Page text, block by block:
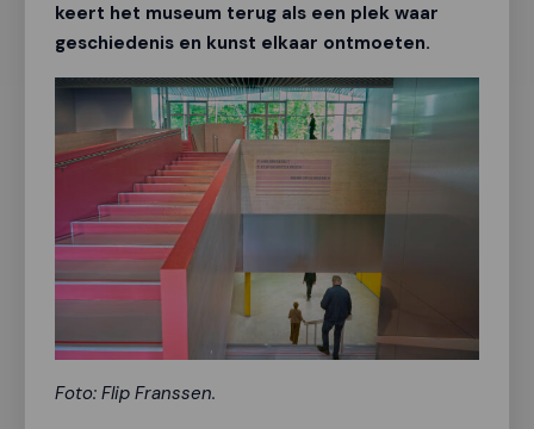
keert het museum terug als een plek waar
geschiedenis en kunst elkaar ontmoeten.
Foto: Flip Franssen.